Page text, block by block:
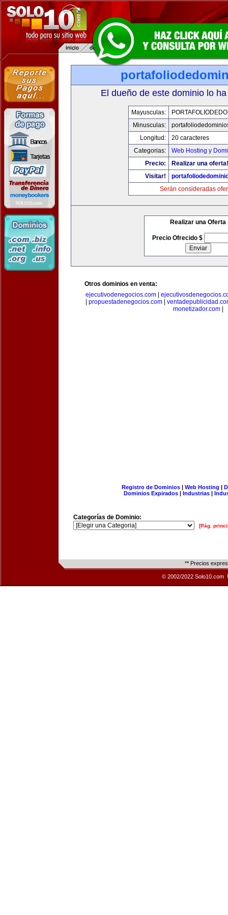
El dueño de este dominio lo
Mayusculas:
Minusculas:
Longitud:
20 caracteres
Categorias:
Web Hosting y
Precio:
Realizar una oferta!
Visitar!
Serán consideradas
Realizar una Oferta
Precio Ofrecido $
Otros dominios en venta:
ejecutivodenegocios.com|
propuestadenegocios.com
monetizador.com|
Registro de Dominios| Web Hosting |
Dominios Expirados | Industrias |
Categorías de Dominio:
[Pág.
** Precios
© 2002/2022 Solo10.com